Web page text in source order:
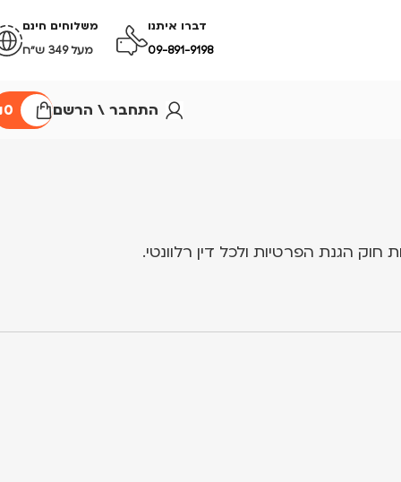
דברו איתנו
09-891-9198
משלוחים חינם
מעל 349 ש״ח
התחבר \ הרשם 0
חוק הגנת הפרטיות ולכל דין רלוונטי.